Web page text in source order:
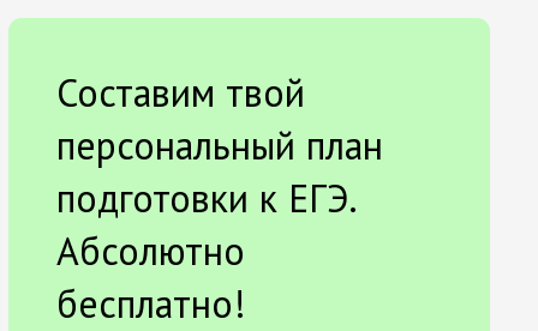
Составим твой
персональный план
подготовки к ЕГЭ.
Абсолютно
бесплатно!